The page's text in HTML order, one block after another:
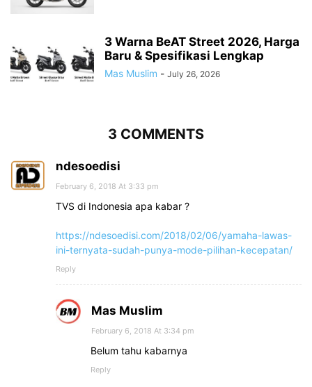
3 Warna BeAT Street 2026, Harga
Baru & Spesifikasi Lengkap
Mas Muslim - July 26, 2026
3 COMMENTS
ndesoedisi
February 6, 2018 At 3:33 pm
TVS di Indonesia apa kabar ?
https://ndesoedisi.com/2018/02/06/yamaha-lawas-
ini-ternyata-sudah-punya-mode-pilihan-kecepatan/
Reply
Mas Muslim
February 6, 2018 At 3:34 pm
Belum tahu kabarnya
Reply